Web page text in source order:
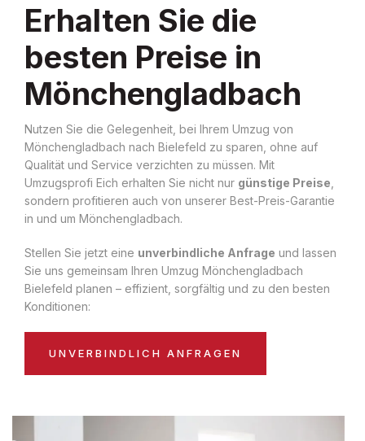
Erhalten Sie die
besten Preise in
Mönchengladbach
Nutzen Sie die Gelegenheit, bei Ihrem Umzug von
Mönchengladbach nach Bielefeld zu sparen, ohne auf
Qualität und Service verzichten zu müssen. Mit
Umzugsprofi Eich erhalten Sie nicht nur günstige Preise
sondern profitieren auch von unserer Best-Preis-Garantie
in und um Mönchengladbach.
Stellen Sie jetzt eine unverbindliche Anfrage und lassen
Sie uns gemeinsam Ihren Umzug Mönchengladbach
Bielefeld planen – effizient, sorgfältig und zu den besten
Konditionen:
UNVERBINDLICH ANFRAGEN